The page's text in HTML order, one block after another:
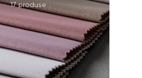
17 produse